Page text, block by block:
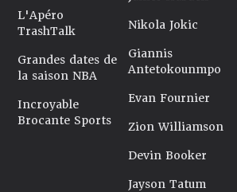
L'Apéro
TrashTalk
Grandes dates de
la saison NBA
Incroyable
Brocante Sports
Nikola Jokic
Giannis
Antetokounmpo
Evan Fournier
Zion Williamson
Devin Booker
Jayson Tatum